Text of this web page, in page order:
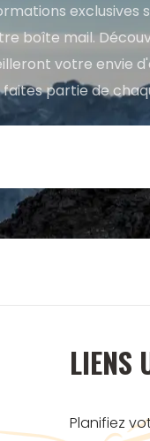
boîte mail.
votre envie
partie de
LIENS
Planifiez